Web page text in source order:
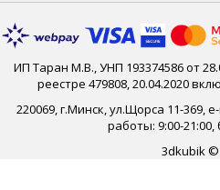
ИП Таран М.В., УНП 193374586 от
реестре 479808, 20.04.2020
220069, г.Минск, ул.Щорса 11-369,
работы: 9:00-
3dkubik ©